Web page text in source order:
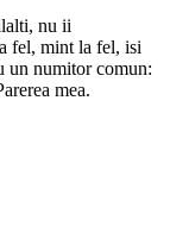
nu ii
fel, mint la fel, isi
un numitor comun:
mea.